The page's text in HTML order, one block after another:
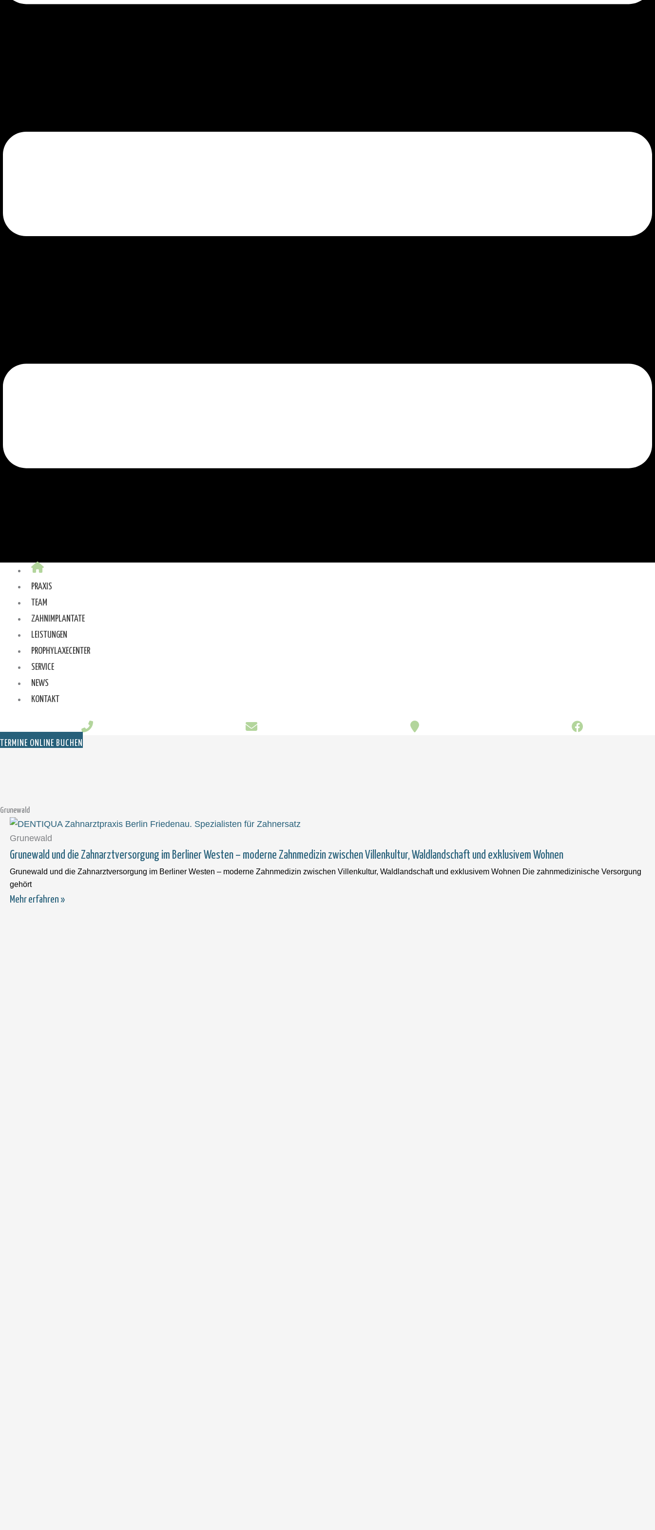
PRAXIS
TEAM
ZAHNIMPLANTATE
LEISTUNGEN
PROPHYLAXECENTER
SERVICE
NEWS
KONTAKT
TERMINE ONLINE BUCHEN
Grunewald
Grunewald
Grunewald und die Zahnarztversorgung im Berliner Westen – moderne Zahnmedizin zwischen Villenkultur, Waldlandschaft und exklusivem Wohnen
Grunewald und die Zahnarztversorgung im Berliner Westen – moderne Zahnmedizin zwischen Villenkultur, Waldlandschaft und exklusivem Wohnen Die zahnmedizinische Versorgung
gehört
Mehr erfahren »